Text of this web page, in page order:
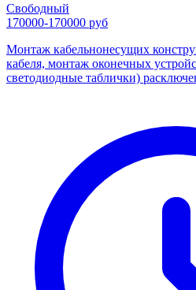
Свободный
170000-170000 руб
Монтаж кабельнонесущих
кабеля, монтаж оконечных
светодиодные таблички)